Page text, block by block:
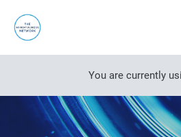
You are currently
Open course index